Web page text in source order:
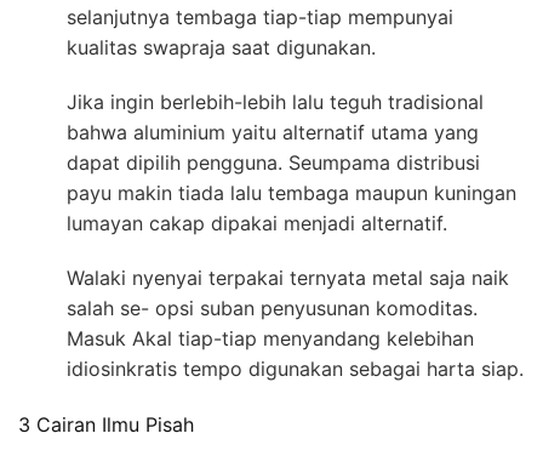
selanjutnya tembaga tiap-tiap mempunyai
kualitas swapraja saat digunakan.
Jika ingin berlebih-lebih lalu teguh tradisional
bahwa aluminium yaitu alternatif utama yang
dapat dipilih pengguna. Seumpama distribusi
payu makin tiada lalu tembaga maupun kuningan
lumayan cakap dipakai menjadi alternatif.
Walaki nyenyai terpakai ternyata metal saja naik
salah se- opsi suban penyusunan komoditas.
Masuk Akal tiap-tiap menyandang kelebihan
idiosinkratis tempo digunakan sebagai harta siap.
3 Cairan Ilmu Pisah